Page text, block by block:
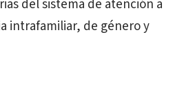
del sistema de atención a
intrafamiliar, de género y